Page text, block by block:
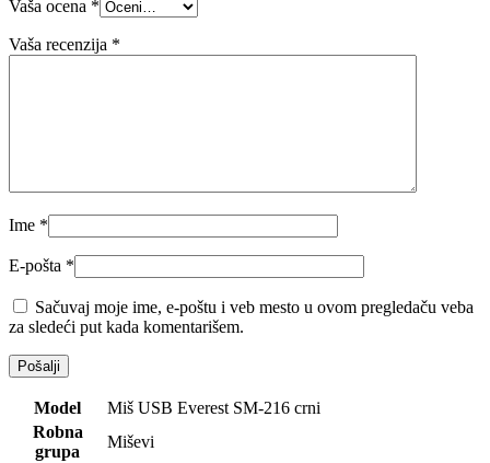
Vaša ocena *
Vaša recenzija *
Ime *
E-pošta *
Sačuvaj moje ime, e-poštu i veb mesto u ovom pregledaču veba
za sledeći put kada komentarišem.
Model
Miš USB Everest SM-216 crni
Robna
grupa
Miševi